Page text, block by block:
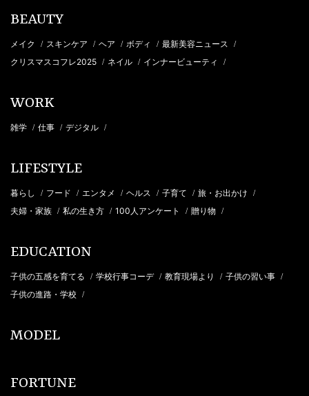
BEAUTY
メイク / スキンケア / ヘア / ボディ / 最新美容ニュース /
クリスマスコフレ2025 / ネイル / インナービューティ /
WORK
雑学 / 仕事 / デジタル /
LIFESTYLE
暮らし / フード / エンタメ / ヘルス / 子育て / 旅・お出かけ /
夫婦・家族 / 私の生き方 / 100人アンケート / 贈り物 /
EDUCATION
子供の五感を育てる / 学校行事コーデ / 教育現場より / 子供の習い事 /
子供の進路・学校 /
MODEL
FORTUNE